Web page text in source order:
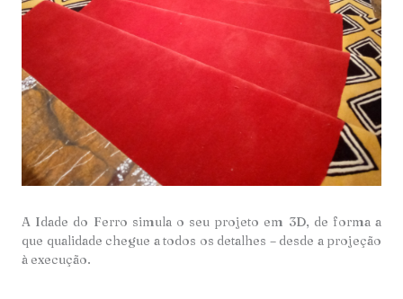
A Idade do Ferro simula o seu projeto em 3D, de forma a
que qualidade chegue a todos os detalhes – desde a projeção
à execução.